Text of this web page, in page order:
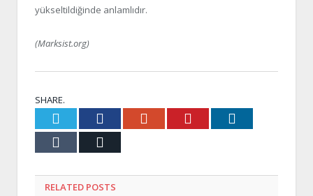
yükseltildiğinde anlamlıdır.
(Marksist.org)
SHARE.
Twitter Facebook Google+ Pinterest
Tumblr
RELATED POSTS